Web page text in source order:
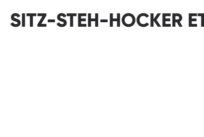
SITZ-STEH-HOCKER